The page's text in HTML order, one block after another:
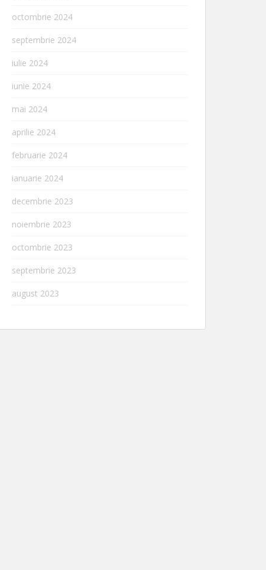
octombrie 2024
septembrie 2024
iulie 2024
iunie 2024
mai 2024
aprilie 2024
februarie 2024
ianuarie 2024
decembrie 2023
noiembrie 2023
octombrie 2023
septembrie 2023
august 2023